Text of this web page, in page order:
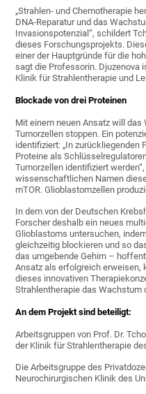
„Strahlen- und Chemotherapie
DNA-Reparatur und das
Invasionspotenzial“, schildert
dieses Forschungsprojekts.
einer der Hauptgründe für die
sagt die Professorin. Djuzenova
Klinik für Strahlentherapie und
Blockade von drei Proteinen
Mit einem neuen Ansatz will das
Tumorzellen stoppen. Ein
identifiziert: „In zurückliegenden
Proteine als
Tumorzellen identifiziert
wissenschaftlichen Namen
mTOR. Glioblastomzellen
In dem von der Deutschen
Forscher deshalb ein neues
Glioblastoms untersuchen,
gleichzeitig blockieren und so
das umgebende Gehirn –
Ansatz als erfolgreich erweisen,
dieses innovativen
Strahlentherapie das Wachstum
An dem Projekt sind beteiligt:
Arbeitsgruppen von Prof. Dr.
der Klinik für Strahlentherapie
Die Arbeitsgruppe des
Neurochirurgischen Klinik des